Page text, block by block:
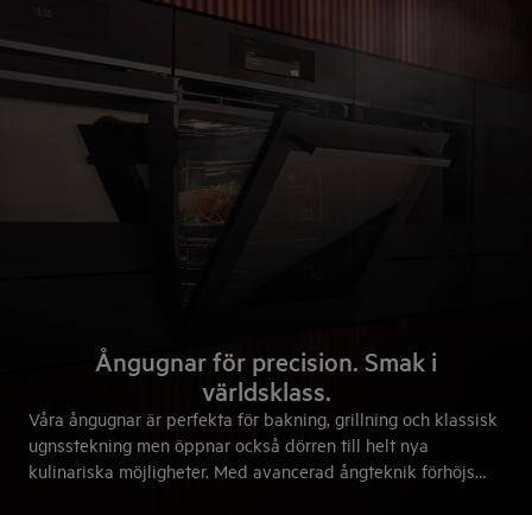
Ångugnar för precision. Smak i
världsklass.
Våra ångugnar är perfekta för bakning, grillning och klassisk
ugnsstekning men öppnar också dörren till helt nya
kulinariska möjligheter. Med avancerad ångteknik förhöjs